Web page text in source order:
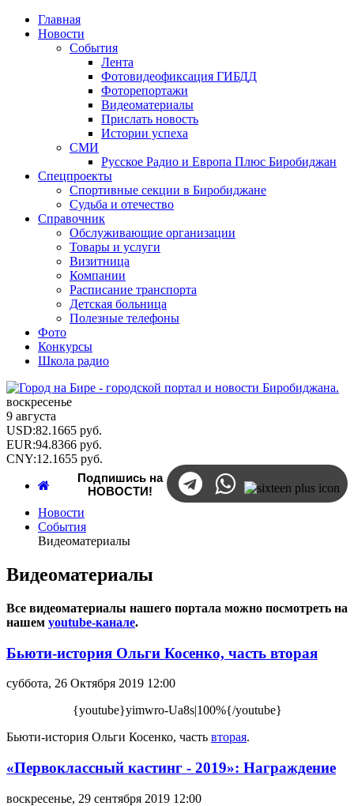
Главная
Новости
События
Лента
Фотовидеофиксация ГИБДД
Фоторепортажи
Видеоматериалы
Прислать новость
Истории успеха
СМИ
Русское Радио и Европа Плюс Биробиджан
Спецпроекты
Спортивные секции в Биробиджане
Судьба и отечество
Справочник
Обслуживающие организации
Товары и услуги
Визитница
Компании
Расписание транспорта
Детская больница
Полезные телефоны
Фото
Конкурсы
Школа радио
воскресенье
9 августа
USD:82.1665 руб.
EUR:94.8366 руб.
CNY:12.1655 руб.
Подпишись на
НОВОСТИ!
Новости
События
Видеоматериалы
Видеоматериалы
Все видеоматериалы нашего портала можно посмотреть на
нашем youtube-канале.
Бьюти-история Ольги Косенко, часть вторая
суббота, 26 Октября 2019 12:00
{youtube}yimwro-Ua8s|100%{/youtube}
Бьюти-история Ольги Косенко, часть вторая.
«Первоклассный кастинг - 2019»: Награждение
воскресенье, 29 сентября 2019 12:00